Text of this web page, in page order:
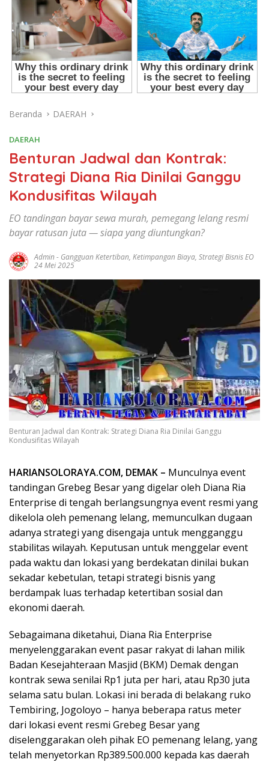
Beranda DAERAH
DAERAH
Benturan Jadwal dan Kontrak:
Strategi Diana Ria Dinilai Ganggu
Kondusifitas Wilayah
EO tandingan bayar sewa murah, pemegang lelang resmi
bayar ratusan juta — siapa yang diuntungkan?
Admin- Gangguan Ketertiban, Ketimpangan Biaya, Strategi Bisnis EO
24 Mei 2025
Benturan Jadwal dan Kontrak: Strategi Diana Ria Dinilai Ganggu
Kondusifitas Wilayah
HARIANSOLORAYA.COM, DEMAK – Munculnya event
tandingan Grebeg Besar yang digelar oleh Diana Ria
Enterprise di tengah berlangsungnya event resmi yang
dikelola oleh pemenang lelang, memunculkan dugaan
adanya strategi yang disengaja untuk mengganggu
stabilitas wilayah. Keputusan untuk menggelar event
pada waktu dan lokasi yang berdekatan dinilai bukan
sekadar kebetulan, tetapi strategi bisnis yang
berdampak luas terhadap ketertiban sosial dan
ekonomi daerah.
Sebagaimana diketahui, Diana Ria Enterprise
menyelenggarakan event pasar rakyat di lahan milik
Badan Kesejahteraan Masjid (BKM) Demak dengan
kontrak sewa senilai Rp1 juta per hari, atau Rp30 juta
selama satu bulan. Lokasi ini berada di belakang ruko
Tembiring, Jogoloyo – hanya beberapa ratus meter
dari lokasi event resmi Grebeg Besar yang
diselenggarakan oleh pihak EO pemenang lelang, yang
telah menyetorkan Rp389.500.000 kepada kas daerah